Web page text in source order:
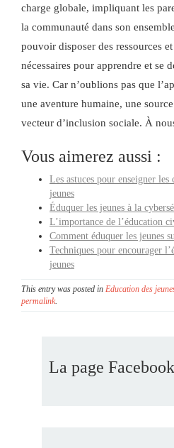
charge globale, impliquant les
la communauté dans son
pouvoir disposer des ressources
nécessaires pour apprendre et se
sa vie. Car n’oublions pas que
une aventure humaine, une
vecteur d’inclusion sociale. À
Vous aimerez aussi :
Les astuces pour enseigner les
jeunes
Éduquer les jeunes à la
L’importance de l’éducation
Comment éduquer les jeunes
Techniques pour encourager
jeunes
This entry was posted in Education des
permalink.
La page Facebook